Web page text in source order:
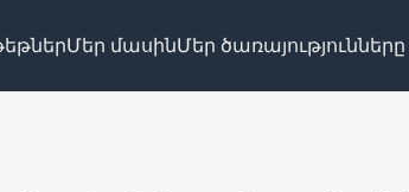
Մեր մասինՄեր ծառայությունները